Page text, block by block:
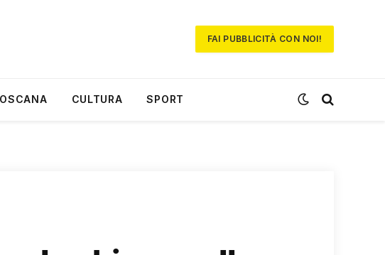
FAI PUBBLICITÀ CON NOI!
CULTURA SPORT